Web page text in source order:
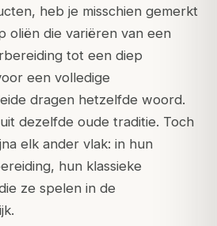
heb je misschien gemerkt
oliën die variëren van een
tot een diep
een volledige
dragen hetzelfde woord.
dezelfde oude traditie. Toch
elk ander vlak: in hun
hun klassieke
ze spelen in de